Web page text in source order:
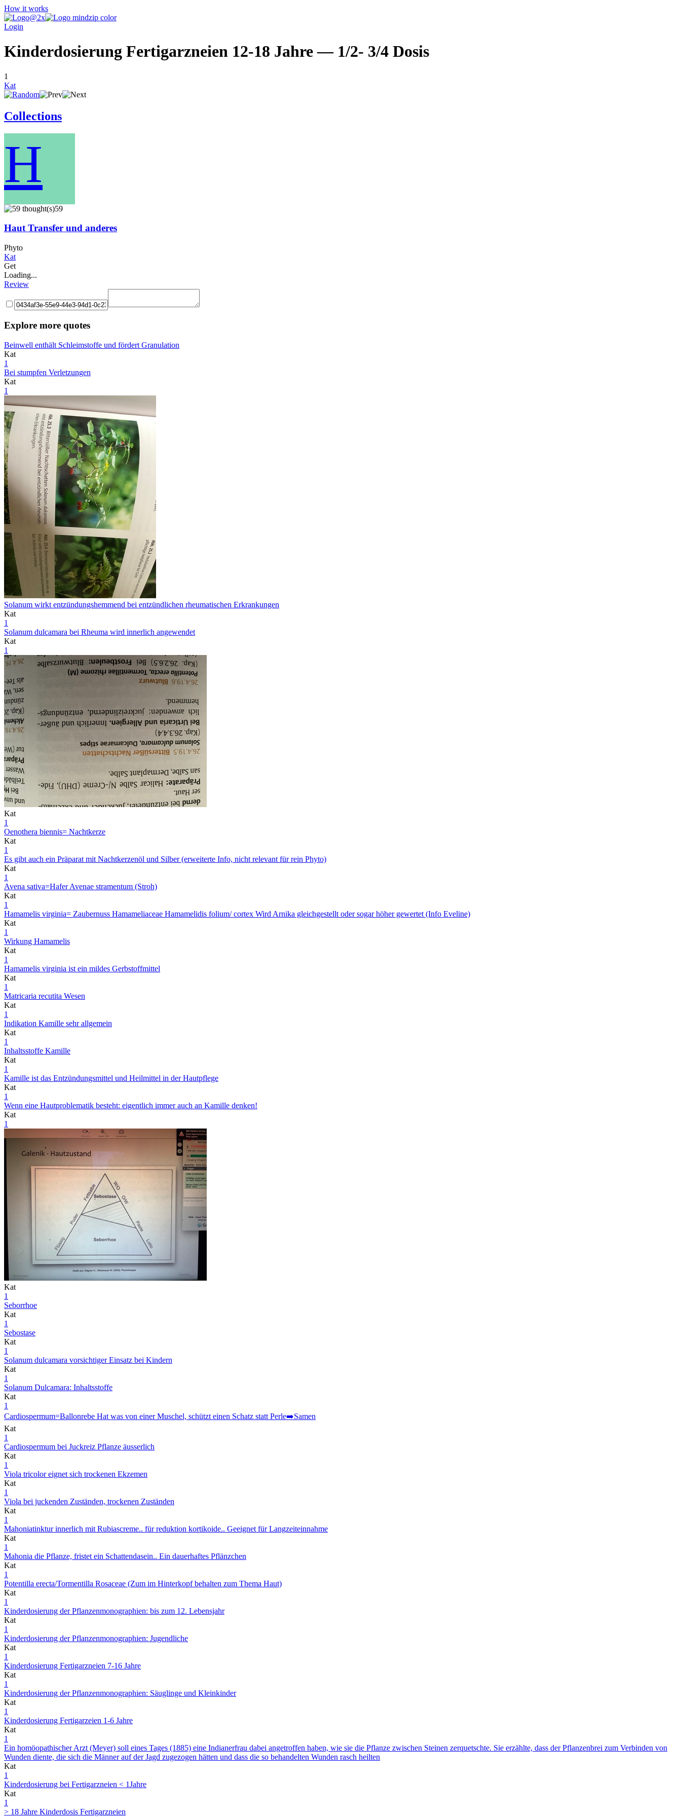
How it works
Login
Kinderdosierung Fertigarzneien 12-18 Jahre — 1/2- 3/4 Dosis
1
Kat
Collections
H
59
Haut Transfer und anderes
Phyto
Kat
Get
Loading...
Review
Explore more quotes
Beinwell enthält Schleimstoffe und fördert Granulation
Kat
1
Bei stumpfen Verletzungen
Kat
1
Solanum wirkt entzündungshemmend bei entzündlichen rheumatischen Erkrankungen
Kat
1
Solanum dulcamara bei Rheuma wird innerlich angewendet
Kat
1
Kat
1
Oenothera biennis= Nachtkerze
Kat
1
Es gibt auch ein Präparat mit Nachtkerzenöl und Silber (erweiterte Info, nicht relevant für rein Phyto)
Kat
1
Avena sativa=Hafer Avenae stramentum (Stroh)
Kat
1
Hamamelis virginia= Zaubernuss Hamameliaceae Hamamelidis folium/ cortex Wird Arnika gleichgestellt oder sogar höher gewertet (Info Eveline)
Kat
1
Wirkung Hamamelis
Kat
1
Hamamelis virginia ist ein mildes Gerbstoffmittel
Kat
1
Matricaria recutita Wesen
Kat
1
Indikation Kamille sehr allgemein
Kat
1
Inhaltsstoffe Kamille
Kat
1
Kamille ist das Entzündungsmittel und Heilmittel in der Hautpflege
Kat
1
Wenn eine Hautproblematik besteht: eigentlich immer auch an Kamille denken!
Kat
1
Kat
1
Seborrhoe
Kat
1
Sebostase
Kat
1
Solanum dulcamara vorsichtiger Einsatz bei Kindern
Kat
1
Solanum Dulcamara: Inhaltsstoffe
Kat
1
Cardiospermum=Ballonrebe Hat was von einer Muschel, schützt einen Schatz statt Perle➡️Samen
Kat
1
Cardiospermum bei Juckreiz Pflanze äusserlich
Kat
1
Viola tricolor eignet sich trockenen Ekzemen
Kat
1
Viola bei juckenden Zuständen, trockenen Zuständen
Kat
1
Mahoniatinktur innerlich mit Rubiascreme.. für reduktion kortikoide.. Geeignet für Langzeiteinnahme
Kat
1
Mahonia die Pflanze, fristet ein Schattendasein.. Ein dauerhaftes Pflänzchen
Kat
1
Potentilla erecta/Tormentilla Rosaceae (Zum im Hinterkopf behalten zum Thema Haut)
Kat
1
Kinderdosierung der Pflanzenmonographien: bis zum 12. Lebensjahr
Kat
1
Kinderdosierung der Pflanzenmonographien: Jugendliche
Kat
1
Kinderdosierung Fertigarzneien 7-16 Jahre
Kat
1
Kinderdosierung der Pflanzenmonographien: Säuglinge und Kleinkinder
Kat
1
Kinderdosierung Fertigarzeien 1-6 Jahre
Kat
1
Ein homöopathischer Arzt (Meyer) soll eines Tages (1885) eine Indianerfrau dabei angetroffen haben, wie sie die Pflanze zwischen Steinen zerquetschte. Sie erzählte, dass der Pflanzenbrei zum Verbinden von
Wunden diente, die sich die Männer auf der Jagd zugezogen hätten und dass die so behandelten Wunden rasch heilten
Kat
1
Kinderdosierung bei Fertigarzneien < 1Jahre
Kat
1
> 18 Jahre Kinderdosis Fertigarzneien